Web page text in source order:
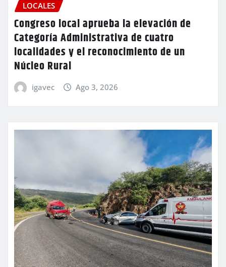
LOCALES
Congreso local aprueba la elevación de
Categoría Administrativa de cuatro
localidades y el reconocimiento de un
Núcleo Rural
igavec Ago 3, 2026